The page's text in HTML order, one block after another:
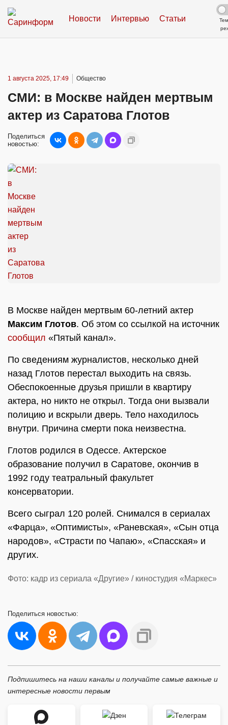
Новости Интервью Статьи
1 августа 2025, 17:49 Общество
СМИ: в Москве найден мертвым
актер из Саратова Глотов
Поделиться
новостью:
В Москве найден мертвым 60-летний актер
Максим Глотов. Об этом со ссылкой на источник
сообщил «Пятый канал».
По сведениям журналистов, несколько дней
назад Глотов перестал выходить на связь.
Обеспокоенные друзья пришли в квартиру
актера, но никто не открыл. Тогда они вызвали
полицию и вскрыли дверь. Тело находилось
внутри. Причина смерти пока неизвестна.
Глотов родился в Одессе. Актерское
образование получил в Саратове, окончив в
1992 году театральный факультет
консерватории.
Всего сыграл 120 ролей. Снимался в сериалах
«Фарца», «Оптимисты», «Раневская», «Сын отца
народов», «Страсти по Чапаю», «Спасская» и
других.
Фото: кадр из сериала «Другие» / киностудия «Маркес»
Поделиться новостью:
Подпишитесь на наши каналы и получайте самые важные и
интересные новости первым